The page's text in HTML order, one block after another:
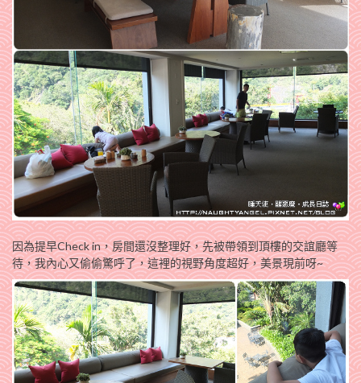
因為提早Check in，房間還沒整理好，先被帶領到頂樓的交誼廳等
待，我內心又偷偷驚呼了，這裡的視野角度超好，美景現前呀~